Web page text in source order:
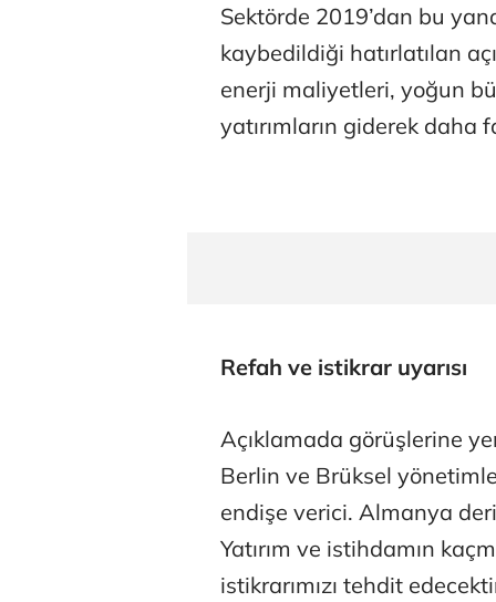
Sektörde 2019’dan bu
kaybedildiği hatırlatılan
enerji maliyetleri, yoğun
yatırımların giderek daha
Refah ve istikrar uyarısı
Açıklamada görüşlerine
Berlin ve Brüksel
endişe verici. Almanya
Yatırım ve istihdamın
istikrarımızı tehdit